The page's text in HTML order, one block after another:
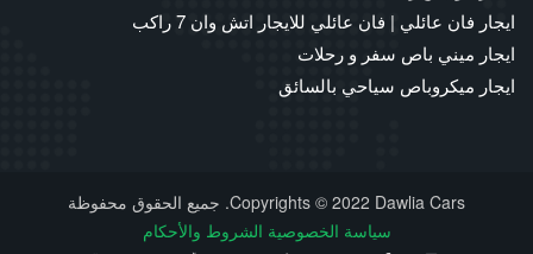
ايجار فان عائلي | فان عائلي للايجار اتش وان 7 راكب
ايجار ميني باص سفر و رحلات
ايجار ميكروباص سياحي بالسائق
Copyrights © 2022 Dawlia Cars. جميع الحقوق محفوظة
سياسة الخصوصية الشروط والأحكام